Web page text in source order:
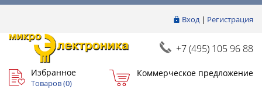
Вход| Регистрация
+7 (495) 105 96 88
Избранное
Товаров (0)
Коммерческое предложение